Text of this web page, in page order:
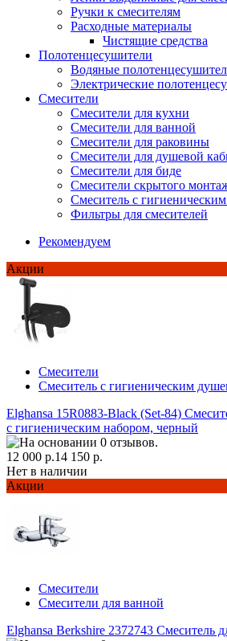
Ручки к смесителям
Расходные материалы
Чистящие средства
Полотенцесушители
Водяные
Электрические
Смесители
Смесители для кухни
Смесители для ванной
Смесители для раковины
Смесители для душевой
Смесители для биде
Смесители скрытого
Смеситель с
Фильтры для смесителей
Рекомендуем
Акции
Смесители
Смеситель с гигиеническим
Elghansa 15R0883-Black (Set-84)
с гигиеническим набором, черный
12 000 р.14 150 р.
Нет в наличии
Акции
Смесители
Смесители для ванной
Elghansa Berkshire 2372743 Смеситель